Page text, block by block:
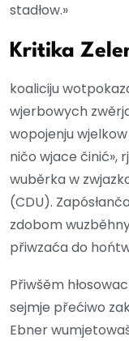
stadłow.»
Kritika
koaliciju
wjerbowych
wopojenju
ničo wjace činić»,
wuběrka w
(CDU).
zdobom
přiwzaća do
Přiwšěm
sejmje přećiwo
Ebner